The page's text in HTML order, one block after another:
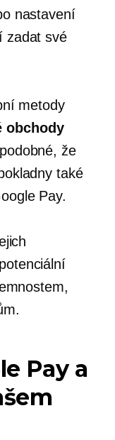
nastavení
zadat své
metody
obchody
že
také
Pay.
Pay a